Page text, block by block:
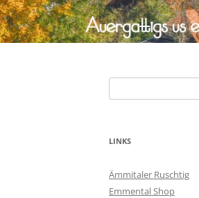
nach:
LINKS
Ämmitaler Ruschtig
Emmental Shop